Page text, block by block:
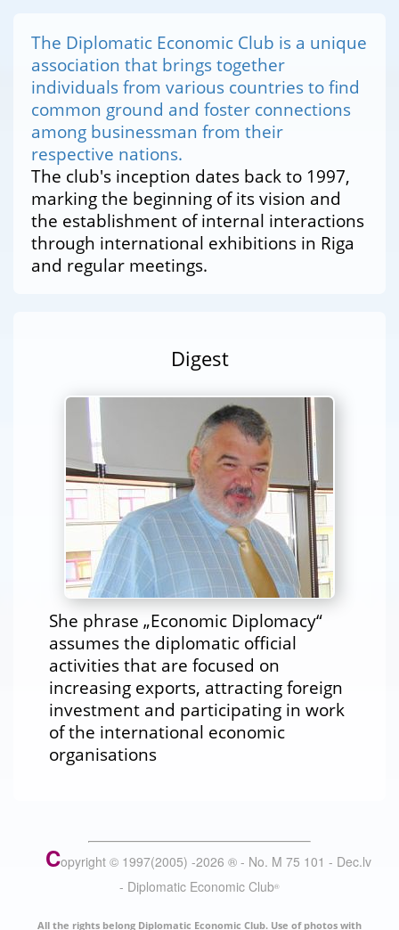
The Diplomatic Economic Club is a unique
association that brings together
individuals from various countries to find
common ground and foster connections
among businessman from their
respective nations.
The club's inception dates back to 1997,
marking the beginning of its vision and
the establishment of internal interactions
through international exhibitions in Riga
and regular meetings.
Digest
She phrase „Economic Diplomacy“
assumes the diplomatic official
activities that are focused on
increasing exports, attracting foreign
investment and participating in work
of the international economic
organisations
Copyright © 1997(2005) -2026 ® - No. M 75 101 - Dec.lv
- Diplomatic Economic Club®
All the rights belong Diplomatic Economic Club. Use of photos with